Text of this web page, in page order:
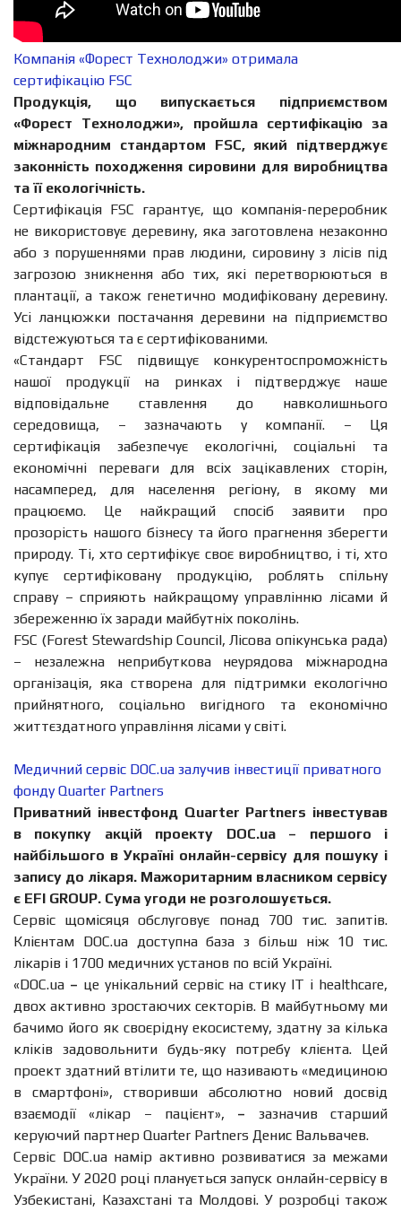
Компанія «Форест Технолоджи» отримала
сертифікацію FSC
Продукція, що випускається підприємством
«Форест Технолоджи», пройшла сертифікацію за
міжнародним стандартом FSC, який підтверджує
законність походження сировини для виробництва
та її екологічність.
Сертифікація FSC гарантує, що компанія-переробник
не використовує деревину, яка заготовлена незаконно
або з порушеннями прав людини, сировину з лісів під
загрозою зникнення або тих, які перетворюються в
плантації, а також генетично модифіковану деревину.
Усі ланцюжки постачання деревини на підприємство
відстежуються та є сертифікованими.
«Стандарт FSC підвищує конкурентоспроможність
нашої продукції на ринках і підтверджує наше
відповідальне ставлення до навколишнього
середовища, – зазначають у компанії. – Ця
сертифікація забезпечує екологічні, соціальні та
економічні переваги для всіх зацікавлених сторін,
насамперед, для населення регіону, в якому ми
працюємо. Це найкращий спосіб заявити про
прозорість нашого бізнесу та його прагнення зберегти
природу. Ті, хто сертифікує своє виробництво, і ті, хто
купує сертифіковану продукцію, роблять спільну
справу – сприяють найкращому управлінню лісами й
збереженню їх заради майбутніх поколінь.
FSC (Forest Stewardship Council, Лісова опікунська рада)
– незалежна неприбуткова неурядова міжнародна
організація, яка створена для підтримки екологічно
прийнятного, соціально вигідного та економічно
життєздатного управління лісами у світі.
Медичний сервіс DOC.ua залучив інвестиції приватного
фонду Quarter Partners
Приватний інвестфонд Quarter Partners інвестував
в покупку акцій проекту DОС.ua – першого і
найбільшого в Україні онлайн-сервісу для пошуку і
запису до лікаря. Мажоритарним власником сервісу
є EFI GROUP. Сума угоди не розголошується.
Сервіс щомісяця обслуговує понад 700 тис. запитів.
Клієнтам DОС.ua доступна база з більш ніж 10 тис.
лікарів і 1700 медичних установ по всій Україні.
«DОС.ua – це унікальний сервіс на стику IT і healthcare,
двох активно зростаючих секторів. В майбутньому ми
бачимо його як своєрідну екосистему, здатну за кілька
кліків задовольнити будь-яку потребу клієнта. Цей
проект здатний втілити те, що називають «медициною
в смартфоні», створивши абсолютно новий досвід
взаємодії «лікар – пацієнт»,
– зазначив старший
керуючий партнер Quarter Partners Денис Вальвачев.
Сервіс DОС.ua намір активно розвиватися за межами
України. У 2020 році планується запуск онлайн-сервісу в
Узбекистані, Казахстані та Молдові. У розробці також